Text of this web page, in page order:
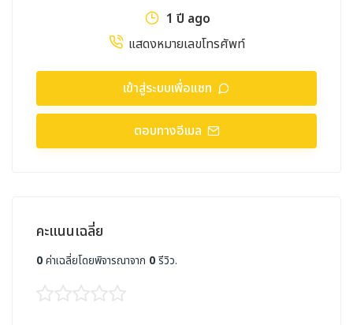
1 ปี ago
แสดงหมายเลขโทรศัพท์
เข้าสู่ระบบเพื่อแชท
ตอบทางอีเมล
คะแนนเฉลี่ย
0 ค่าเฉลี่ยโดยพิจารณาจาก 0 รีวิว.